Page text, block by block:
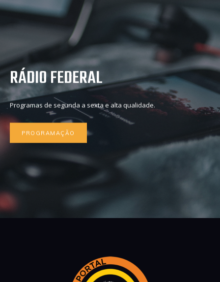
RÁDIO FEDERAL
Programas de segunda a sexta e alta qualidade.
PROGRAMAÇÃO